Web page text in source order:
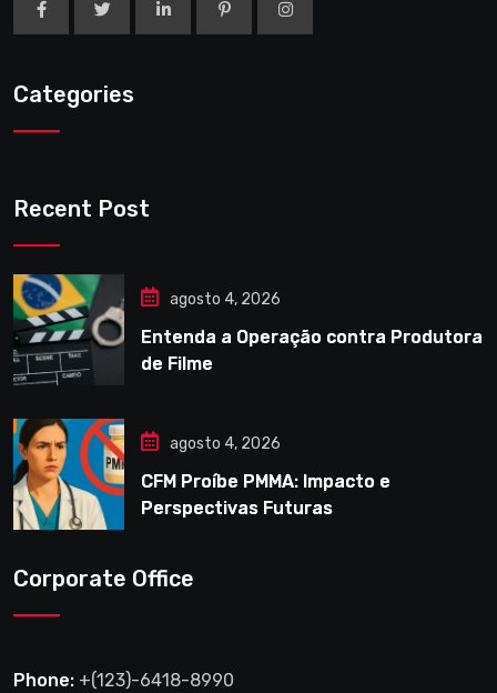
Categories
Recent Post
agosto 4, 2026
Entenda a Operação contra Produtora
de Filme
agosto 4, 2026
CFM Proíbe PMMA: Impacto e
Perspectivas Futuras
Corporate Office
Phone: +(123)-6418-8990